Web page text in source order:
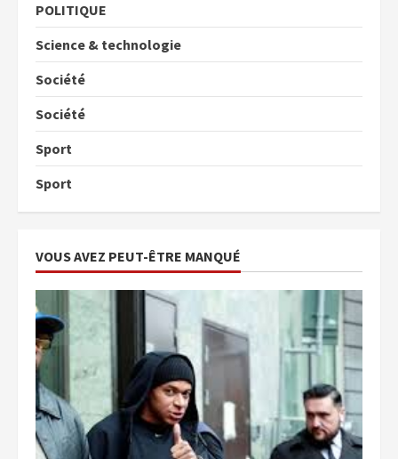
POLITIQUE
Science & technologie
Société
Société
Sport
Sport
VOUS AVEZ PEUT-ÊTRE MANQUÉ